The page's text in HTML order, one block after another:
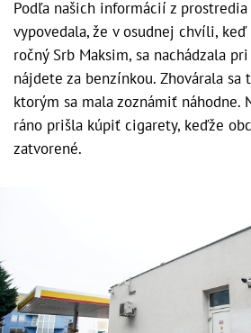
Podľa našich informácií z
vypovedala, že v osudnej chvíli,
ročný Srb Maksim, sa nachádzala
nájdete za benzínkou. Zhovárala sa
ktorým sa mala zoznámiť náhodne.
ráno prišla kúpiť cigarety, keďže
zatvorené.